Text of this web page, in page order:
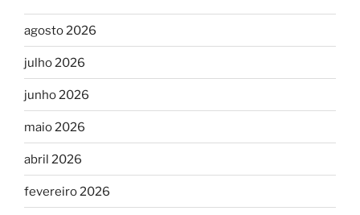
agosto 2026
julho 2026
junho 2026
maio 2026
abril 2026
fevereiro 2026